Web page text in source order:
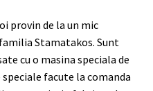
provin de la un mic
Stamatakos. Sunt
cu o masina speciala de
facute la comanda